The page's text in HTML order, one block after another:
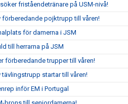
friståendetränare på USM-nivå!
förberedande pojktrupp till våren!
för damerna i JSM
till herrarna på JSM
förberedande trupper till våren!
tävlingstrupp startar till våren!
inför EM i Portugal